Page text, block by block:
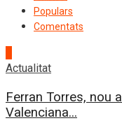
Populars
Comentats
Actualitat
Ferran Torres, nou
Valenciana...